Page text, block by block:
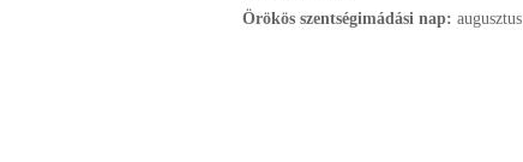
Örökös szentségimádási nap: augusztus